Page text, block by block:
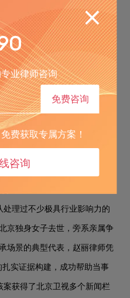
度聚焦家事继承与家族财富传
专精经验，处理各类家族传承
房产传承、股权传承、多资
型业务，对传承领域的法理细
的深刻洞察。
赵丽律师打造了 近五十
稳定团队，
族传承案件中，可以实现多角
避免了因单一律师精力不
处理过不少极具行业影响力的
京独身女子去世，旁系亲属争
场景的典型代表，赵丽律师凭
扎实证据构建，成功帮助当事
案获得了北京卫视多个新闻栏
业律师咨询
免费咨询
费获取专属方案！
咨询